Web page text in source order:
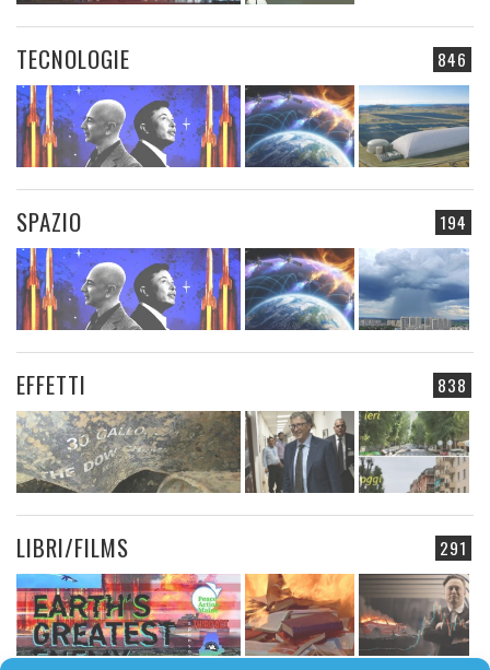
846
TECNOLOGIE
194
SPAZIO
838
EFFETTI
291
LIBRI/FILMS